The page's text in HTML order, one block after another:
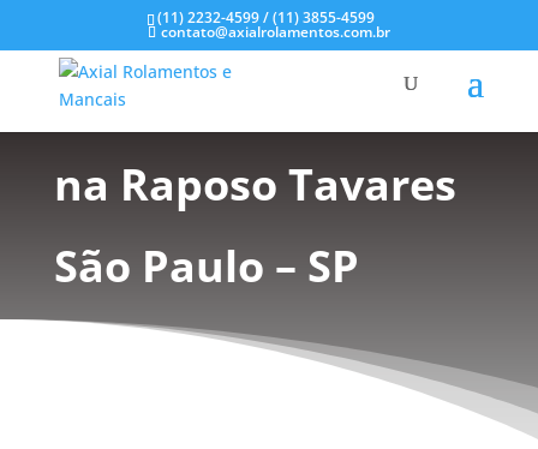
(11) 2232-4599 / (11) 3855-4599
contato@axialrolamentos.com.br
Mancal tipo Flange
na Raposo Tavares
São Paulo – SP